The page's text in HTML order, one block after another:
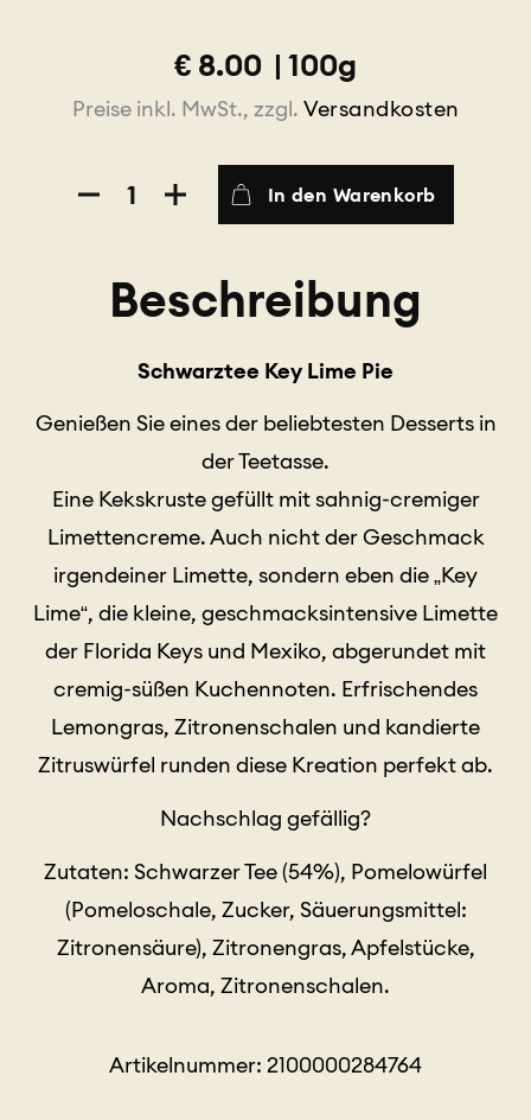
€ 8.00 | 100g
Preise inkl. MwSt., zzgl. Versandkosten
Lime
Menge
In den Warenkorb
Beschreibung
Schwarztee Key Lime Pie
Genießen Sie eines der beliebtesten Desserts in
der Teetasse.
Eine Kekskruste gefüllt mit sahnig-cremiger
Limettencreme. Auch nicht der Geschmack
irgendeiner Limette, sondern eben die „Key
Lime“, die kleine, geschmacksintensive Limette
der Florida Keys und Mexiko, abgerundet mit
cremig-süßen Kuchennoten. Erfrischendes
Lemongras, Zitronenschalen und kandierte
Zitruswürfel runden diese Kreation perfekt ab.
Nachschlag gefällig?
Zutaten: Schwarzer Tee (54%), Pomelowürfel
(Pomeloschale, Zucker, Säuerungsmittel:
Zitronensäure), Zitronengras, Apfelstücke,
Aroma, Zitronenschalen.
Artikelnummer: 2100000284764